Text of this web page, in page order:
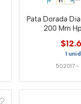
Pata Dorada
200 Mm
1
502017 -